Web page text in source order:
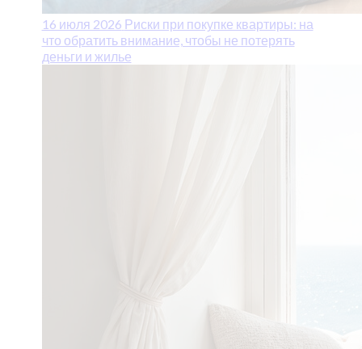
16 июля 2026 Риски при покупке квартиры: на
что обратить внимание, чтобы не потерять
деньги и жилье